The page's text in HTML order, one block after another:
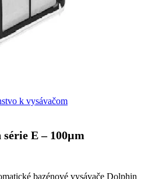
k vysávačom
E – 100µm
bazénové vysávače Dolphin